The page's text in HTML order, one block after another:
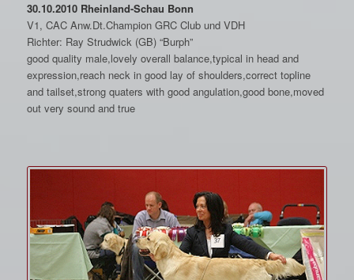
30.10.2010 Rheinland-Schau Bonn
V1, CAC Anw.Dt.Champion GRC Club und VDH
Richter: Ray Strudwick (GB) “Burph”
good quality male,lovely overall balance,typical in head and
expression,reach neck in good lay of shoulders,correct topline
and tailset,strong quaters with good angulation,good bone,moved
out very sound and true